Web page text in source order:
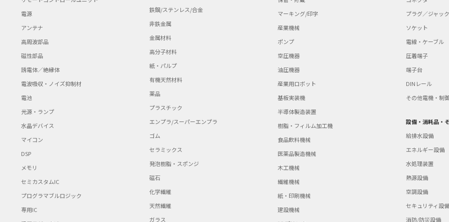
電源
アンテナ
高周波部品
磁性部品
誘電体／絶縁体
電波吸収・ノイズ抑制材
電池
光源・ランプ
水晶デバイス
マイコン
DSP
メモリ
セミカスタムIC
プログラマブルロジック
専用IC
鉄鋼/ステンレス/合金
非鉄金属
金属材料
高分子材料
紙・パルプ
有機天然材料
薬品
プラスチック
エンプラ/スーパーエンプラ
ゴム
セラミックス
発泡樹脂・スポンジ
磁石
化学繊維
天然繊維
ガラス
マーキング/印字
産業機械
ポンプ
空圧機器
油圧機器
産業用ロボット
基板実装機
半導体製造装置
樹脂・フィルム加工機
食品飲料機械
医薬品製造機械
木工機械
繊維機械
紙・印刷機械
建設機械
プラグ／ジャック
ソケット
電線・ケーブル
圧着端子
端子台
DINレール
その他電機・制御
設備・消耗品・
給排水設備
エネルギー設備
水処理装置
熱源設備
空調設備
セキュリティ設備
消防/防災設備